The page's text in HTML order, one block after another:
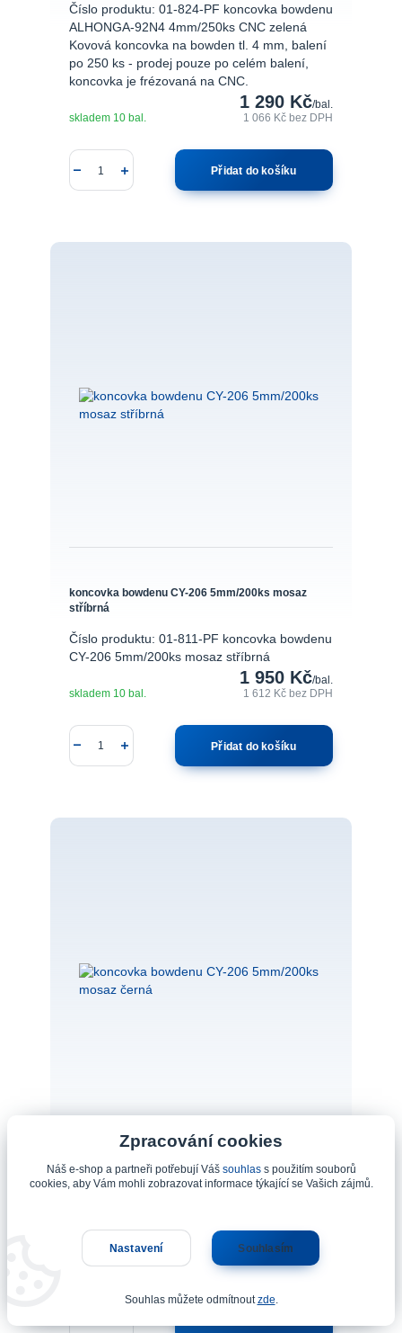
Číslo produktu: 01-824-PF koncovka bowdenu
ALHONGA-92N4 4mm/250ks CNC zelená
Kovová koncovka na bowden tl. 4 mm, balení
po 250 ks - prodej pouze po celém balení,
koncovka je frézovaná na CNC.
1 290 Kč/bal.
1 066 Kč bez DPH
skladem 10 bal.
Přidat do košíku
koncovka bowdenu CY-206 5mm/200ks mosaz
stříbrná
Číslo produktu: 01-811-PF koncovka bowdenu
CY-206 5mm/200ks mosaz stříbrná
1 950 Kč/bal.
1 612 Kčbez DPH
skladem 10 bal.
Přidat do košíku
koncovka bowdenu CY-206 5mm/200ks mosaz
černá
CY-206 5mm/200ks mosaz černá
1 950 Kč
1 612 Kčbez DPH
skladem 10 bal.
Zpracování cookies
Náš e-shop a partneři potřebují Váš souhlass použitím souborů
cookies, aby Vám mohli zobrazovat informace týkající se Vašich zájmů.
Nastavení Souhlasím
Souhlas můžete odmítnoutzde